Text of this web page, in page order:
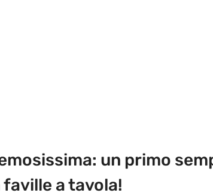
un primo
a tavola!